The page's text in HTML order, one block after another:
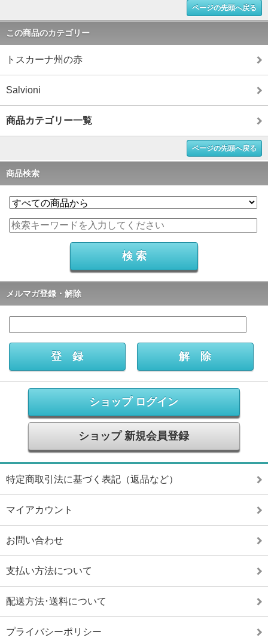
ページの先頭へ戻る
この商品のカテゴリー
トスカーナ州の赤
Salvioni
商品カテゴリー一覧
ページの先頭へ戻る
商品検索
メルマガ登録・解除
ショップ ログイン
ショップ 新規会員登録
特定商取引法に基づく表記（返品など）
マイアカウント
お問い合わせ
支払い方法について
配送方法･送料について
プライバシーポリシー